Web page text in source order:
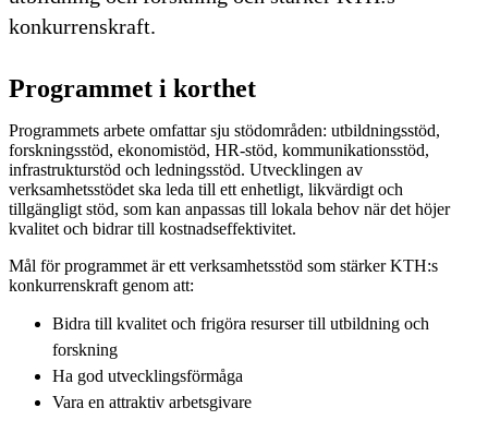
konkurrenskraft.
Programmet i korthet
Programmets arbete omfattar sju stödområden: utbildningsstöd,
forskningsstöd, ekonomistöd, HR-stöd, kommunikationsstöd,
infrastrukturstöd och ledningsstöd. Utvecklingen av
verksamhetsstödet ska leda till ett enhetligt, likvärdigt och
tillgängligt stöd, som kan anpassas till lokala behov när det höjer
kvalitet och bidrar till kostnadseffektivitet.
Mål för programmet är ett verksamhetsstöd som stärker KTH:s
konkurrenskraft genom att:
Bidra till kvalitet och frigöra resurser till utbildning och
forskning
Ha god utvecklingsförmåga
Vara en attraktiv arbetsgivare